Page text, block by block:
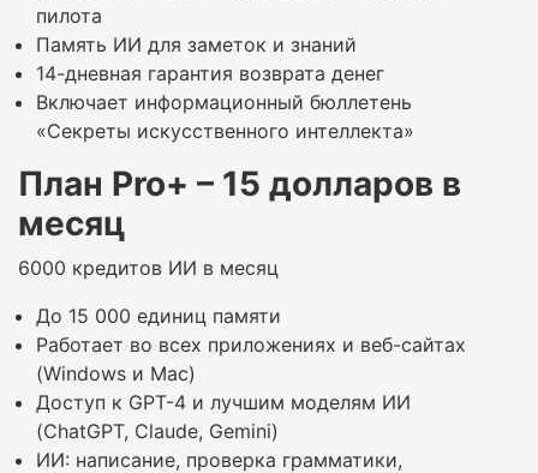
пилота
Память ИИ для заметок и знаний
14-дневная гарантия возврата денег
Включает информационный бюллетень
«Секреты искусственного интеллекта»
План Pro+ – 15 долларов в
месяц
6000 кредитов ИИ в месяц
До 15 000 единиц памяти
Работает во всех приложениях и веб-сайтах
(Windows и Mac)
Доступ к GPT-4 и лучшим моделям ИИ
(ChatGPT, Claude, Gemini)
ИИ: написание, проверка грамматики,